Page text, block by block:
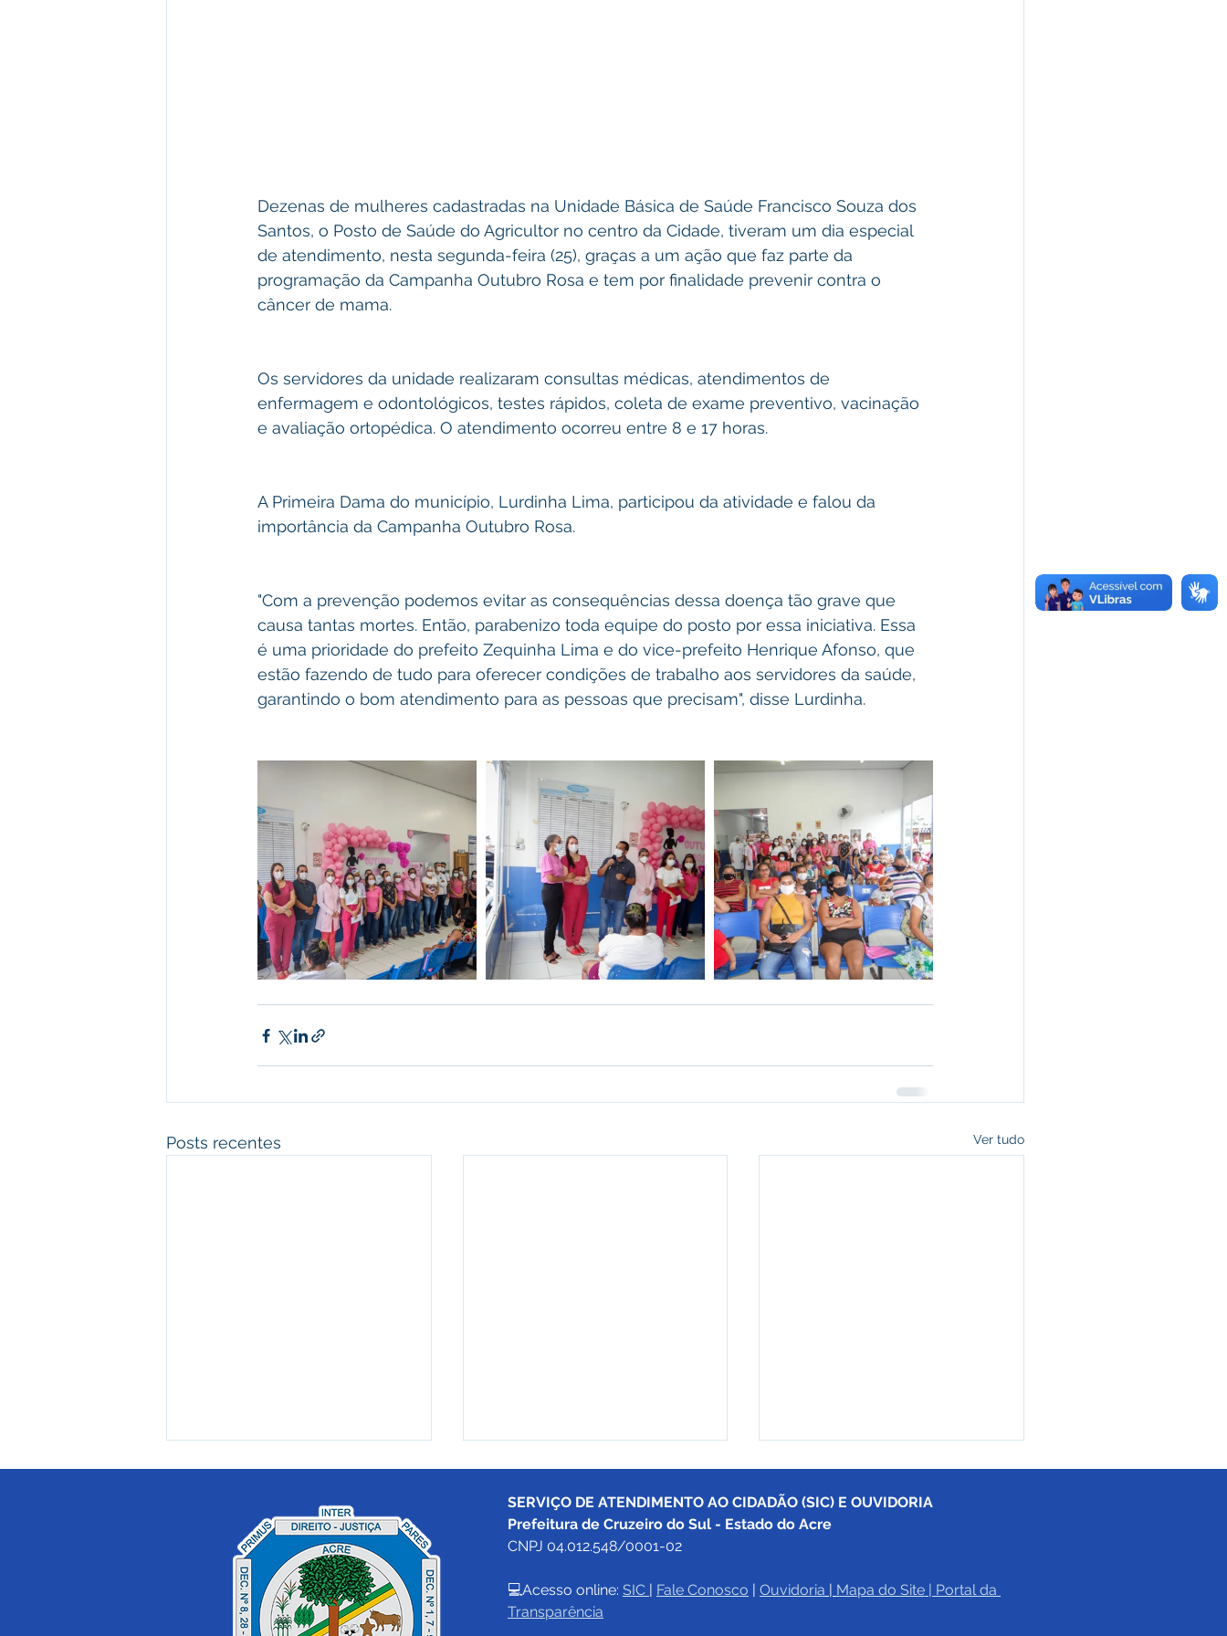
Dezenas de mulheres cadastradas na Unidade Básica de Saúde Francisco Souza dos
Santos, o Posto de Saúde do Agricultor no centro da Cidade, tiveram um dia especial
de atendimento, nesta segunda-feira (25), graças a um ação que faz parte da
programação da Campanha Outubro Rosa e tem por finalidade prevenir contra o
câncer de mama.
Os servidores da unidade realizaram consultas médicas, atendimentos de
enfermagem e odontológicos, testes rápidos, coleta de exame preventivo, vacinação
e avaliação ortopédica. O atendimento ocorreu entre 8 e 17 horas.
A Primeira Dama do município, Lurdinha Lima, participou da atividade e falou da
importância da Campanha Outubro Rosa.
"Com a prevenção podemos evitar as consequências dessa doença tão grave que
causa tantas mortes. Então, parabenizo toda equipe do posto por essa iniciativa. Essa
é uma prioridade do prefeito Zequinha Lima e do vice-prefeito Henrique Afonso, que
estão fazendo de tudo para oferecer condições de trabalho aos servidores da saúde,
garantindo o bom atendimento para as pessoas que precisam", disse Lurdinha.
Posts recentes Ver tudo
Mesmo no ponto
Prefeitura de Cruzeiro do
SERVIÇO DE ATENDIMENTO AO CIDADÃO (SIC) E OUVIDORIA
Prefeitura de Cruzeiro do Sul - Estado do Acre
CNPJ 04.012.548/0001-02
💻Acesso online: SIC Fale Conosco Ouvidoria Mapa do Site
Portal da
Transparência